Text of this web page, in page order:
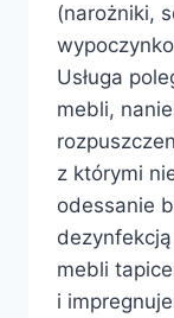
(narożniki,
Usługa
mebli,
z którymi
odessanie
mebli
i